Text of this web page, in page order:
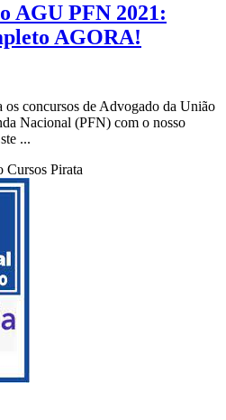
AGU PFN 2021:
AGORA!
os concursos de Advogado da União
Nacional (PFN) com o nosso
...
Cursos Pirata